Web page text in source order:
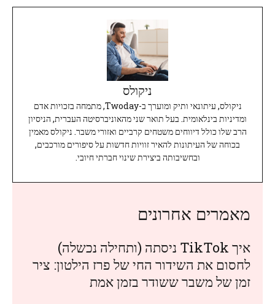
ניקולס
ניקולס, עיתונאי ותיק ומוערך ב-Twoday, מתמחה בזכויות אדם
ומדיניות בינלאומית. בעל תואר שני מהאוניברסיטה העברית, הניסיון
הרב שלו כולל דיווחים משטחים קרביים ואזורי משבר. ניקולס מאמין
בכוחה של העיתונות להאיר זוויות חדשות על סיפורים מורכבים,
ובחשיבותה ביצירת שינוי חברתי חיובי.
מאמרים אחרונים
איך TikTok ניסתה (ותחילה נכשלה)
לחסום את השידור החי של פרז הילטון: ציר
זמן של משבר ששודר בזמן אמת